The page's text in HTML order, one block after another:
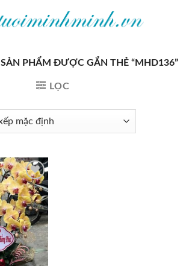
SẢN PHẨM ĐƯỢC GẮN THẺ “MHD136”
LỌC
Add to
wishlist